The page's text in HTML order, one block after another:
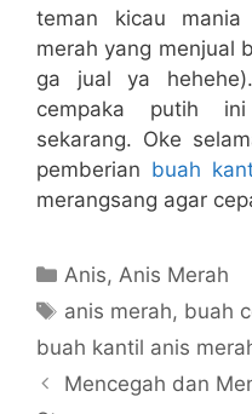
teman kicau mania
merah yang menjual
ga jual ya
cempaka putih
sekarang. Oke
pemberian buah
merangsang agar
Categories
Anis, Anis Merah
Tags
anis merah, buah
buah kantil anis
Mencegah dan